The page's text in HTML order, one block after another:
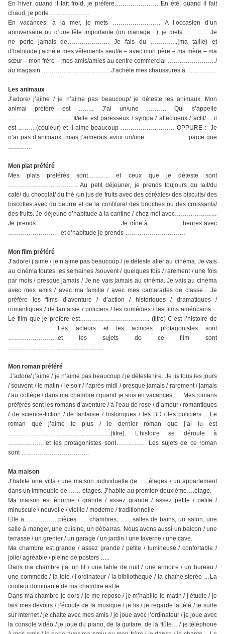
En hiver, quand il fait froid, je préfère…………………. En été, quand il fait
chaud, je porte ………………..
En vacances, à la mer, je mets …………………… A l’occasion d’un
anniversaire ou d’une fête importante (un mariage…), je mets…………. Je
ne porte jamais de………………… Je fais du …………..(ma taille) et
d’habitude j’achète mes vêtements seul/e – avec mon père – ma mère – ma
sœur – mon frère – mes amis/amies au centre commercial ……………………/
au magasin ……………………………. J’achète mes chaussures à ……………
Les animaux
J’adore/ j’aime / je n’aime pas beaucoup/ je déteste les animaux. Mon
animal préféré est …….. J’ai un/une ………. Qui s’appelle
………………………….. Il/elle est paresseux / sympa / affectueux / actif/ …il
est ………(couleur) et il aime beaucoup ……………………… OPPURE : Je
n’ai pas d’animaux, mais j’aimerais avoir un/une …………………parce que
…………
Mon plat préféré
Mes plats préférés sont……….. et ceux que je déteste sont
…………………………….. Au petit déjeuner, je prends toujours du lait/du
café/ du chocolat/ du thé /un jus de fruits avec des céréales/ des biscuits/ des
biscottes avec du beurre et de la confiture/ des brioches ou des croissants/
des fruits. Je déjeune d’habitude à la cantine / chez moi avec…………………
Je prends ………………………………….. Je dîne à ……………..heures avec
……………………. et d’habitude je prends …………………………
Mon film préféré
J’adore/ j’aime / je n’aime pas beaucoup / je déteste aller au cinéma. Je vais
au cinéma toutes les semaines /souvent / quelques fois / rarement / une fois
par mois / presque jamais / Je ne vais jamais au cinéma. Je vais au cinéma
avec mes amis / avec ma famille / avec mes camarades de classe... Je
préfère les films d’aventure / d’action / historiques / dramatiques /
romantiques / de fantaisie / policiers / les comédies / les films américains…
Le film que je préfère est…………………………….. (titre) C’est l’histoire de
………………… Les acteurs et les actrices protagonistes sont
…………………….et les sujets de ce film sont
…………………………………………
Mon roman préféré
J’adore/ j’aime / je n’aime pas beaucoup / je déteste lire. Je lis tous les jours
/ souvent / le matin / le soir / l’après-midi / presque jamais / rarement / jamais
/ au collège / dans ma chambre / quand je suis en vacances….. Mes romans
préférés sont les romans d’aventure / à l’eau de rose / d’amour / romantiques
/ de science-fiction / de fantaisie / historiques / les BD / les policiers… Le
roman que j’aime le plus / le dernier roman que j’ai lu est
……………………………………………(titre). L’histoire se déroule à
……………….et les protagonistes sont…………… Les sujets de ce roman
sont …………………………….
Ma maison
J’habite une villa / une maison individuelle de …. étages / un appartement
dans un immeuble de …… étages. J’habite au premier/ deuxième….étage.
Ma maison est énorme / grande / assez grande / assez petite / petite /
minuscule / nouvelle / vieille / moderne / traditionnelle.
Elle a …………….pièces : ….chambres, ……salles de bains, un salon, une
salle à manger, une cuisine, un débarras. Nous avons aussi un balcon / une
terrasse / un grenier / un garage / un jardin / une taverne / une cave.
Ma chambre est grande / assez grande / petite / lumineuse / confortable /
jolie/ agréable / pleine de posters …..
Dans ma chambre j’ai un lit / une table de nuit / une armoire / un bureau /
une commode / la télé / l’ordinateur / la bibliothèque / la chaîne stéréo …La
couleur dominante de ma chambre est le ….
Dans ma chambre je dors / je me repose / je m’habille le matin / j’étudie / je
fais mes devoirs / j’écoute de la musique / je lis / je regarde la télé / je surfe
sur Internet / je chatte avec mes amis / je joue avec l’ordinateur / je joue avec
la console vidéo / je joue du piano, de la guitare, de la flûte… / je téléphone